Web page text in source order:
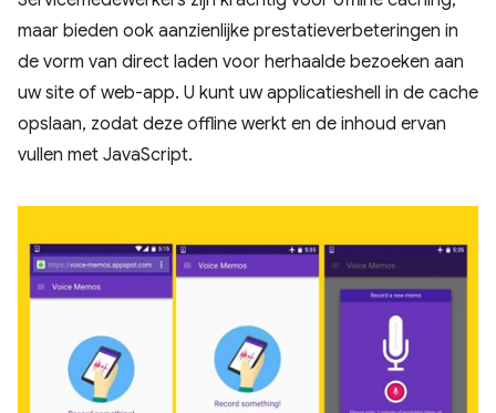
maar bieden ook aanzienlijke prestatieverbeteringen in
de vorm van direct laden voor herhaalde bezoeken aan
uw site of web-app. U kunt uw applicatieshell in de cache
opslaan, zodat deze offline werkt en de inhoud ervan
vullen met JavaScript.